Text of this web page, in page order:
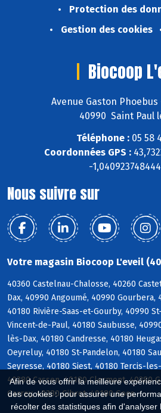
Afin de vous offrir la meilleure
des cookies : pour assurer une
récolter des statistiques afin
Protection des
Gestion des cookies
Biocoop
Avenue Gaston
40990 Saint Paul
Téléphone :05 58
Coordonnées GPS :
-
Nous suivre sur
Votre magasin Biocoop L'eveil
40360 Castelnau-Chalosse, 40260
Dax, 40990 Angoumé, 40990 Gourbera,
40180 Rivière-Saas-et-Gourby, 40990
Vincent-de-Paul, 40180 Saubusse,
lès-Dax, 40180 Candresse, 40180
Oeyreluy, 40180 St-Pandelon, 40180
Seyresse, 40180 Siest, 40180 Tercis-
40380 Cassen, 40180 Clermont, 40380
Garrey, 40380 Gibret, 40180 Goos